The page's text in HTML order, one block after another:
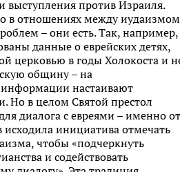
выступления против Израиля.
в отношениях между иудаизмом
– они есть. Так, например,
данные о еврейских детях,
церковью в годы Холокоста и
общину – на
информации настаивают
Но в целом Святой престол
диалога с евреями – именно от
исходила инициатива отмечать
чтобы «подчеркнуть
и содействовать